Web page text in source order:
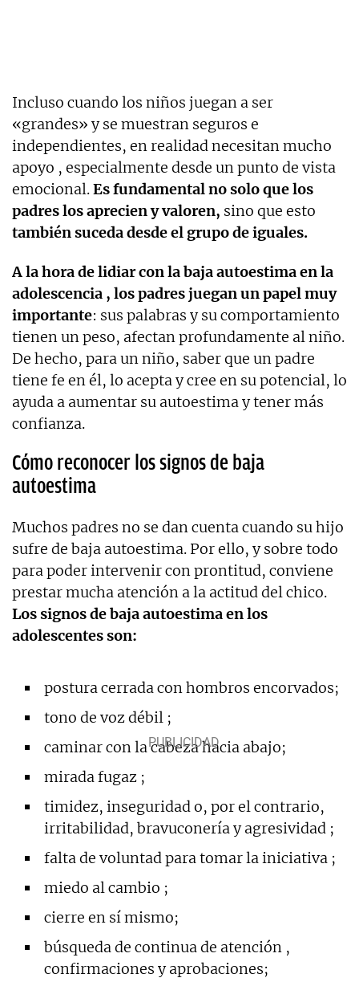
Incluso cuando los niños juegan a ser
«grandes» y se muestran seguros e
independientes, en realidad necesitan mucho
apoyo , especialmente desde un punto de vista
emocional.Es fundamental no solo que los
padres los aprecien y valoren, sino que esto
también suceda desde el grupo de iguales.
A la hora de lidiar con la baja autoestima en la
adolescencia , los padres juegan un papel muy
importante: sus palabras y su comportamiento
tienen un peso, afectan profundamente al niño.
De hecho, para un niño, saber que un padre
tiene fe en él, lo acepta y cree en su potencial, lo
ayuda a aumentar su autoestima y tener más
confianza.
Cómo reconocer los signos de baja
autoestima
Muchos padres no se dan cuenta cuando su hijo
sufre de baja autoestima. Por ello, y sobre todo
para poder intervenir con prontitud, conviene
prestar mucha atención a la actitud del chico.
Los signos de baja autoestima en los
adolescentes son:
postura cerrada con hombros encorvados;
tono de voz débil ;
caminar con la cabeza hacia abajo;
mirada fugaz ;
timidez, inseguridad o, por el contrario,
irritabilidad, bravuconería y agresividad ;
falta de voluntad para tomar la iniciativa ;
miedo al cambio ;
cierre en sí mismo;
búsqueda de continua de atención ,
confirmaciones y aprobaciones;